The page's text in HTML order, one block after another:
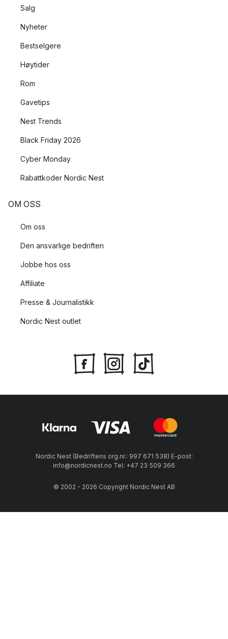
Salg
Nyheter
Bestselgere
Høytider
Rom
Gavetips
Nest Trends
Black Friday 2026
Cyber Monday
Rabattkoder Nordic Nest
OM OSS
Om oss
Den ansvarlige bedriften
Jobbe hos oss
Affiliate
Presse & Journalistikk
Nordic Nest outlet
Nordic Nest (Bedriftens org.nr.: 997 671 538) E-post:
info@nordicnest.no Tel: +47 23 509 366
© 2002 - 2026 Copyright Nordic Nest AB